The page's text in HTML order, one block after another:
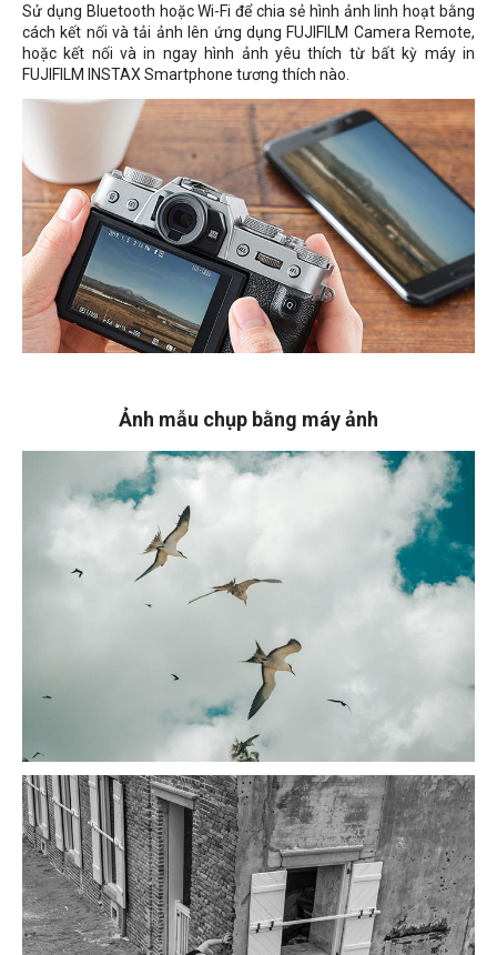
Sử dụng Bluetooth hoặc Wi-Fi để chia sẻ hình ảnh linh hoạt bằng
cách kết nối và tải ảnh lên ứng dụng FUJIFILM Camera Remote,
hoặc kết nối và in ngay hình ảnh yêu thích từ bất kỳ máy in
FUJIFILM INSTAX Smartphone tương thích nào.
Ảnh mẫu chụp bằng máy ảnh